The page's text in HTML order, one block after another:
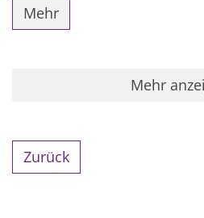
Mehr
Mehr
Zurück